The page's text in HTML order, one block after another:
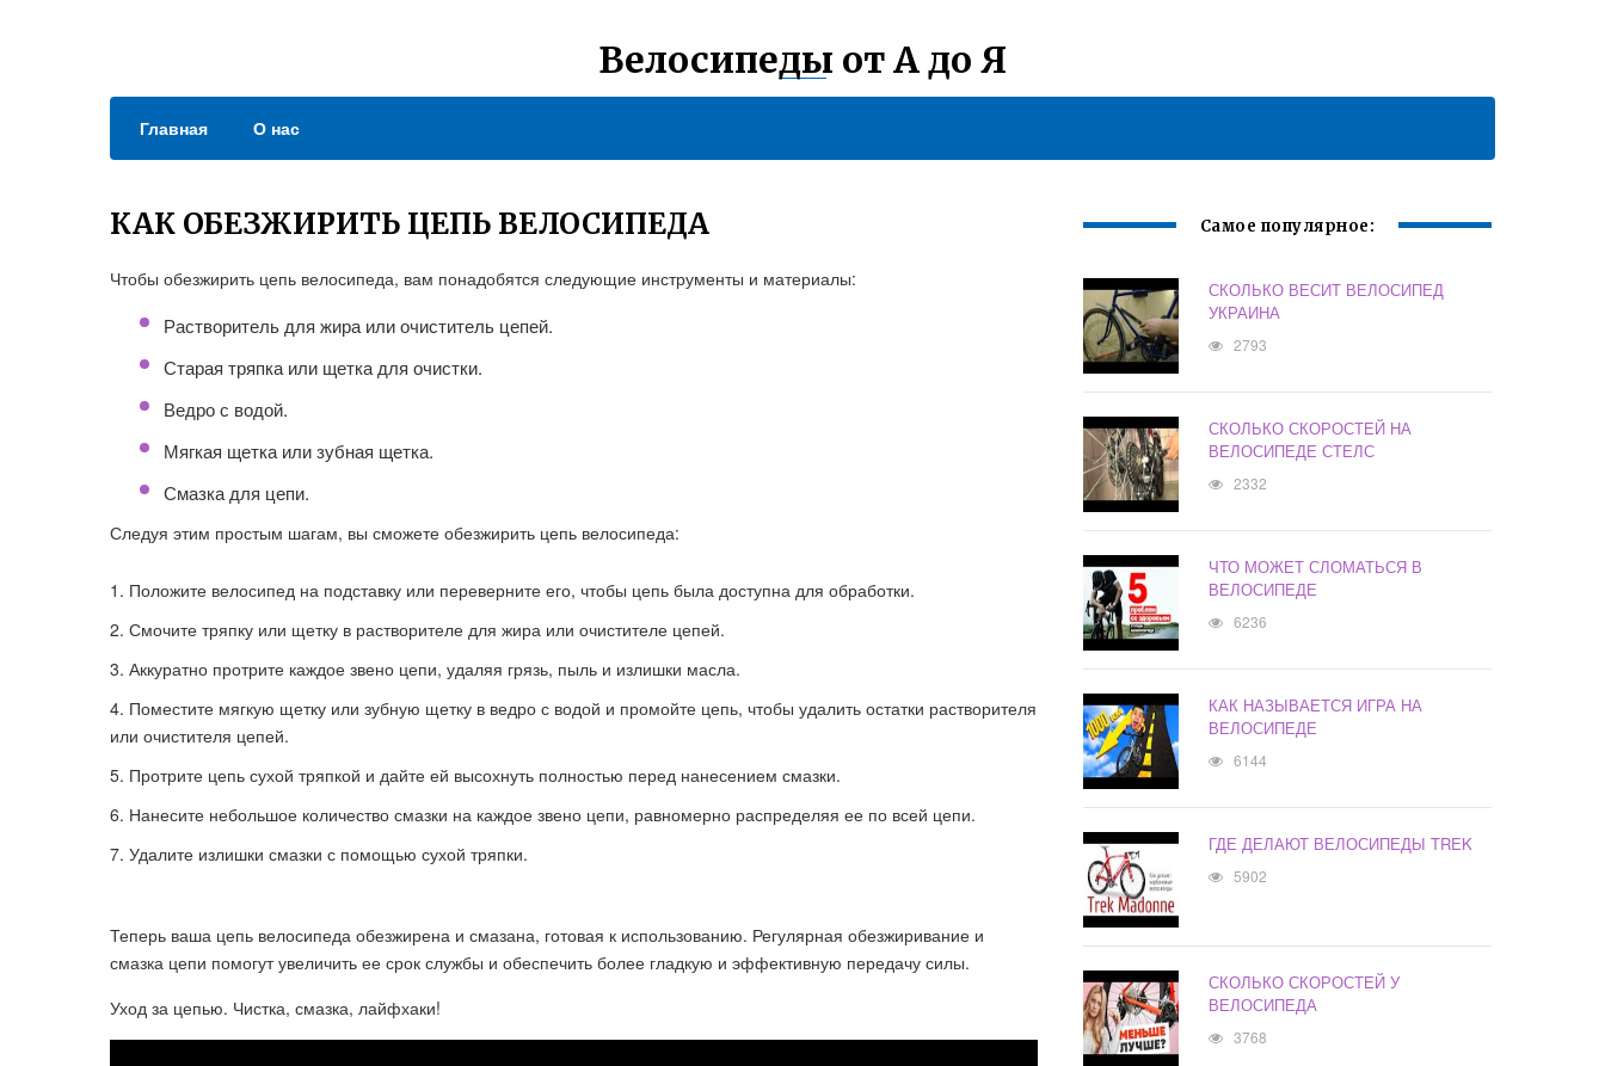
Велосипеды от А до Я
Главная О нас
КАК ОБЕЗЖИРИТЬ ЦЕПЬ ВЕЛОСИПЕДА
Чтобы обезжирить цепь велосипеда, вам понадобятся следующие инструменты и материалы:
Растворитель для жира или очиститель цепей.
Старая тряпка или щетка для очистки.
Ведро с водой.
Мягкая щетка или зубная щетка.
Смазка для цепи.
Следуя этим простым шагам, вы сможете обезжирить цепь велосипеда:
Положите велосипед на подставку или переверните его, чтобы цепь была доступна для обработки.
Смочите тряпку или щетку в растворителе для жира или очистителе цепей.
Аккуратно протрите каждое звено цепи, удаляя грязь, пыль и излишки масла.
Поместите мягкую щетку или зубную щетку в ведро с водой и промойте цепь, чтобы удалить остатки растворителя
или очистителя цепей.
Протрите цепь сухой тряпкой и дайте ей высохнуть полностью перед нанесением смазки.
Нанесите небольшое количество смазки на каждое звено цепи, равномерно распределяя ее по всей цепи.
Удалите излишки смазки с помощью сухой тряпки.
Теперь ваша цепь велосипеда обезжирена и смазана, готовая к использованию. Регулярная обезжиривание и
смазка цепи помогут увеличить ее срок службы и обеспечить более гладкую и эффективную передачу силы.
Уход за цепью. Чистка, смазка, лайфхаки!
Самое популярное:
СКОЛЬКО ВЕСИТ ВЕЛОСИПЕД
УКРАИНА
2793
СКОЛЬКО СКОРОСТЕЙ НА
ВЕЛОСИПЕДЕ СТЕЛС
2332
ЧТО МОЖЕТ СЛОМАТЬСЯ В
ВЕЛОСИПЕДЕ
6236
КАК НАЗЫВАЕТСЯ ИГРА НА
ВЕЛОСИПЕДЕ
6144
ГДЕ ДЕЛАЮТ ВЕЛОСИПЕДЫ TREK
5902
СКОЛЬКО СКОРОСТЕЙ У
ВЕЛОСИПЕДА
3768